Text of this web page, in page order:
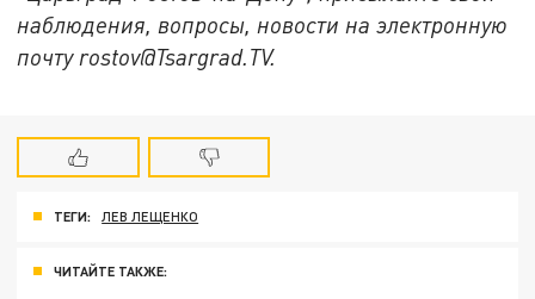
наблюдения, вопросы, новости на электронную
почту rostov@Tsargrad.ТV.
ТЕГИ: ЛЕВ ЛЕЩЕНКО
ЧИТАЙТЕ ТАКЖЕ: